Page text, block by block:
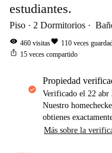
estudiantes.
Piso 2 Dormitorios
visibility 460 visitasfavorite 110 veces
ios_share 15 veces compartido
propiedad
Verificado el 22 abr
Nuestro
obtienes
Más sobre la